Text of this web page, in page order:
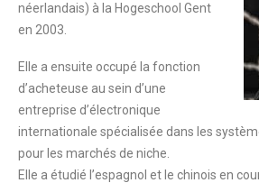
néerlandais) à la Hogeschool Gent
en 2003.
Elle a ensuite occupé la fonction
d’acheteuse au sein d’une
entreprise d’électronique
internationale spécialisée dans les
pour les marchés de niche.
Elle a étudié l’espagnol et le chinois en